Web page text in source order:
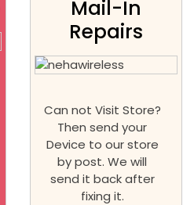
Mail-In
Repairs
Can not Visit Store?
Then send your
Device to our store
by post. We will
send it back after
fixing it.